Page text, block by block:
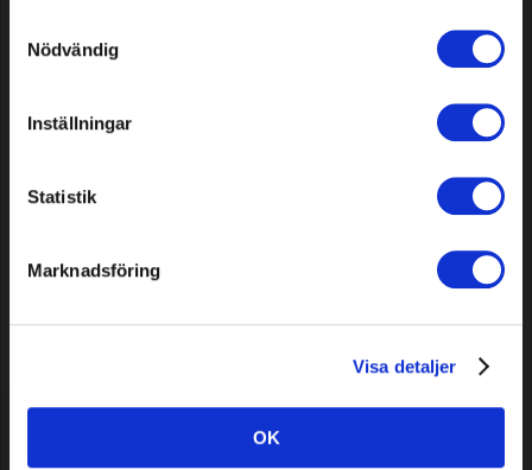
Nödvändig
Inställningar
Statistik
Marknadsföring
Visa detaljer
OK
Artikeln)